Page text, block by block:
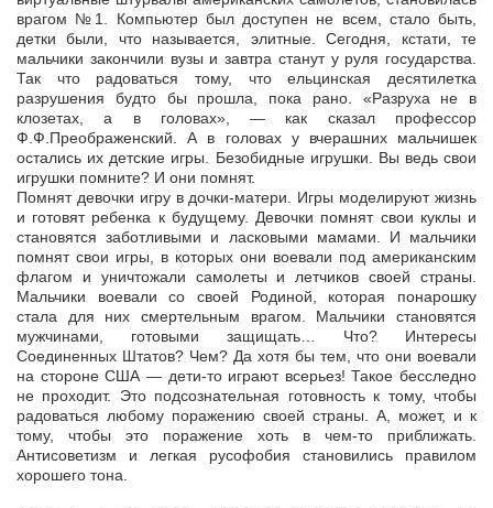
врагом №1. Компьютер был доступен не всем, стало быть,
детки были, что называется, элитные. Сегодня, кстати, те
мальчики закончили вузы и завтра станут у руля государства.
Так что радоваться тому, что ельцинская десятилетка
разрушения будто бы прошла, пока рано. «Разруха не в
клозетах, а в головах», — как сказал профессор
Ф.Ф.Преображенский. А в головах у вчерашних мальчишек
остались их детские игры. Безобидные игрушки. Вы ведь свои
игрушки помните? И они помнят.
Помнят девочки игру в дочки-матери. Игры моделируют жизнь
и готовят ребенка к будущему. Девочки помнят свои куклы и
становятся заботливыми и ласковыми мамами. И мальчики
помнят свои игры, в которых они воевали под американским
флагом и уничтожали самолеты и летчиков своей страны.
Мальчики воевали со своей Родиной, которая понарошку
стала для них смертельным врагом. Мальчики становятся
мужчинами, готовыми защищать… Что? Интересы
Соединенных Штатов? Чем? Да хотя бы тем, что они воевали
на стороне США — дети-то играют всерьез! Такое бесследно
не проходит. Это подсознательная готовность к тому, чтобы
радоваться любому поражению своей страны. А, может, и к
тому, чтобы это поражение хоть в чем-то приближать.
Антисоветизм и легкая русофобия становились правилом
хорошего тона.